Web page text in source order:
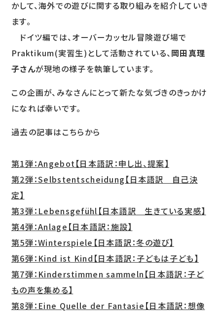
かして、海外での遊びに関する取り組みを紹介していき
ます。
ドイツ編では、オーバーカッセル冒険遊び場で
Praktikum(実習生)として活動されている、 岡田真理
子さんが現地の様子を執筆しています。
この企画が、みなさんにとって新たな気づきのきっかけ
になれば幸いです。
過去の記事はこちらから
第1弾：Angebot【日本語訳：申し出、提案】
第2弾：Selbstentscheidung【日本語訳 自己決
定】
第3弾：Lebensgefühl【日本語訳 生きている実感】
第4弾：Anlage【日本語訳：施設】
第5弾：Winterspiele【日本語訳：冬の遊び】
第6弾：Kind ist Kind【日本語訳：子どもは子ども】
第7弾：Kinderstimmen sammeln【日本語訳：子ど
もの声を集める】
第8弾：Eine Quelle der Fantasie【日本語訳：想像